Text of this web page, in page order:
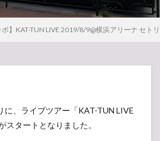
ポ】KAT-TUN LIVE 2019/8/9@横浜アリーナ セト
に、ライブツアー「KAT-TUN LIVE
スタートとなりました。